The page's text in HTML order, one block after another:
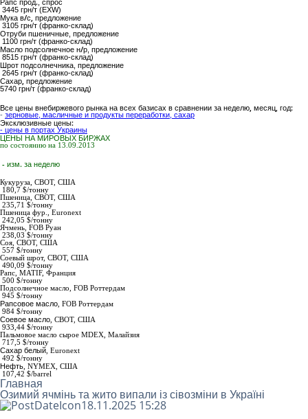
, спрос
3445 грн/т (EXW)
Мука в/с, предложение
3105 грн/т (франко-склад)
Отруби пшеничные , предложение
1100 грн/т (франко-склад)
Масло подсолнечное н/р , предложение
8515 грн/т (франко-склад)
Шрот подсолнечника , предложение
2645 грн/т (франко-склад)
Сахар, предложение
5740 грн/т (франко-склад)
Все цены внебиржевого рынка на всех базисах в сравнении за неделю, месяц, год:
- зерновые, масличные и продукты переработки, сахар
Эксклюзивные цены:
- цены в портах Украины
ЦЕНЫ НА МИРОВЫХ БИРЖАХ
по состоянию на 13.09.2013
- изм. за неделю
Кукуруза, СВОТ, США
180,7 $/тонну
Пшеница, СВОТ, США
235,71 $/тонну
Пшеница фур.,
Euronext
242,05 $/тонну
Ячмень, FOB Руан
238,03 $/тонну
Соя, СВОТ, США
557 $/тонну
Соевый шрот, СВОТ, США
490,09 $/тонну
Рапс , MATIF, Франция
500 $/тонну
Подсолнечное масло FOB Роттердам
945 $/тонну
Рапсовое масло FOB Роттердам
984 $/тонну
Соевое масло СВОТ, США
933,44 $/тонну
Пальмовое масло сырое МDEX , Малайзия
717,5 $/тонну
Сахар белый Euronext
492 $/тонну
Нефть , NYMEX, США
107,42 $/barrel
Главная
Озимий ячмінь та жито випали із сівозміни в Україні
18.11.2025 15:28